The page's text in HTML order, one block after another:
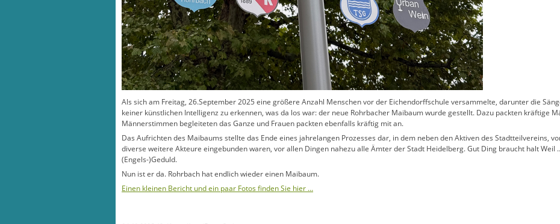
Als sich am Freitag, 26.September 2025 eine größere Anzahl Menschen vor der Eichendorffschule versammelte, darunter die
keiner künstlichen Intelligenz zu erkennen, was da los war: der neue Rohrbacher Maibaum wurde gestellt. Dazu packten kräftige
Männerstimmen begleiteten das Ganze und Frauen packten ebenfalls kräftig mit an.
Das Aufrichten des Maibaums stellte das Ende eines jahrelangen Prozesses dar, in dem neben den Aktiven des Stadtteilvereins,
diverse weitere Akteure eingebunden waren, vor allen Dingen nahezu alle Ämter der Stadt Heidelberg. Gut Ding braucht halt Weil
(Engels-)Geduld.
Nun ist er da. Rohrbach hat endlich wieder einen Maibaum.
Einen kleinen Bericht und ein paar Fotos finden Sie hier …